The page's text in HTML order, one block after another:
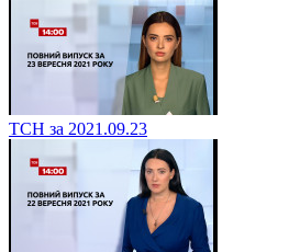
ТСН за 2021.09.23